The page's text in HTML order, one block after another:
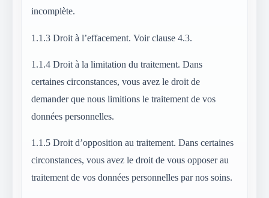
incomplète.
1.1.3 Droit à l’effacement. Voir clause 4.3.
1.1.4 Droit à la limitation du traitement. Dans
certaines circonstances, vous avez le droit de
demander que nous limitions le traitement de vos
données personnelles.
1.1.5 Droit d’opposition au traitement. Dans certaines
circonstances, vous avez le droit de vous opposer au
traitement de vos données personnelles par nos soins.